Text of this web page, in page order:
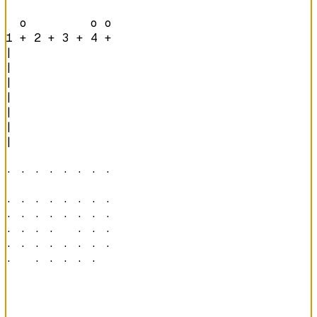
  o         o o
1 + 2 + 3 + 4 +
|
|
|
|
|
|
|
· · · · · · · ·
· · · · · · · ·
· · · · · · · ·
· · · ·   · · ·
· · · · · · · ·
·   · · · · ·